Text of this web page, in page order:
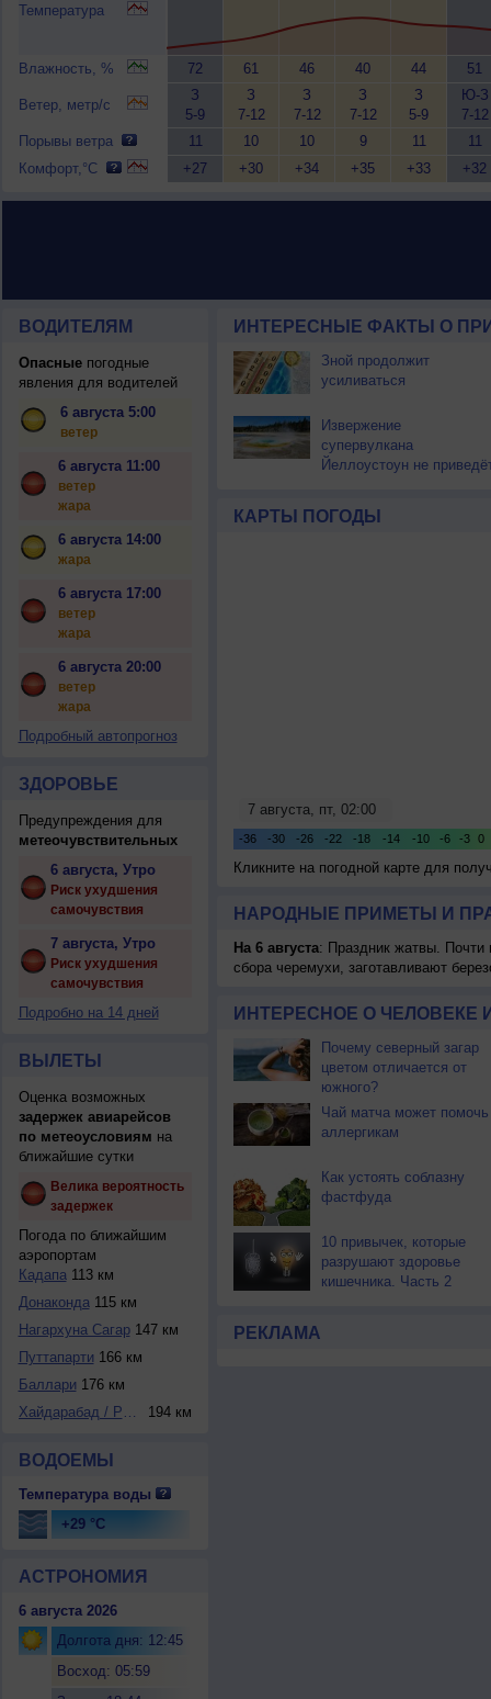
Температура
Влажность, %
Ветер, метр/с
Порывы ветра
Комфорт,°C
72
З
5-9
11
+27
61
З
7-12
10
+30
46
З
7-12
10
+34
40
З
7-12
9
+35
44
З
5-9
11
+33
51
Ю-З
7-12
11
+32
ВОДИТЕЛЯМ
Опасныепогодные
явления для водителей
6 августа 5:00
ветер
6 августа 11:00
ветер
жара
6 августа 14:00
жара
6 августа 17:00
ветер
жара
6 августа 20:00
ветер
жара
Подробный автопрогноз
ЗДОРОВЬЕ
Предупреждения для
метеочувствительных
6 августа, Утро
Риск ухудшения
самочувствия
7 августа, Утро
Риск ухудшения
самочувствия
Подробно на 14 дней
ВЫЛЕТЫ
Оценка возможных
задержек авиарейсов
по метеоусловиям на
ближайшие сутки
Велика вероятность
задержек
Погода по ближайшим
аэропортам
Кадапа113 км
Донаконда115 км
Нагархуна Сагар147 км
Путтапарти 166 км
Баллари 176 км
Хайдарабад / Радж...
194 км
ВОДОЕМЫ
Температура воды
+29 °C
АСТРОНОМИЯ
6 августа 2026
Долгота дня: 12:45
Восход: 05:59
ИНТЕРЕСНЫЕ ФАКТЫ О
Зной продолжит
усиливаться
Извержение
супервулкана
Йеллоустоун не
КАРТЫ ПОГОДЫ
Кликните на погодной карте для
НАРОДНЫЕ ПРИМЕТЫ И
На 6 августа: Праздник жатвы. Почти
сбора черемухи, заготавливают
ИНТЕРЕСНОЕ О ЧЕЛОВЕКЕ
Почему северный загар
цветом отличается от
южного?
Чай матча может помочь
аллергикам
Как устоять соблазну
фастфуда
10 привычек, которые
разрушают здоровье
кишечника. Часть 2
РЕКЛАМА